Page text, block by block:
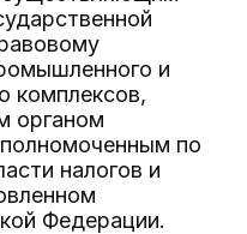
и
комплексов,
органом
по
налогов и
Федерации.